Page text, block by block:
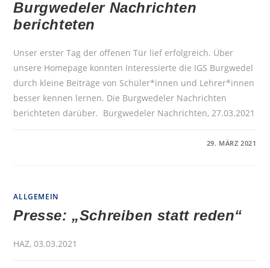
SZENARIO
A
Burgwedeler Nachrichten
berichteten
Unser erster Tag der offenen Tür lief erfolgreich. Über
unsere Homepage konnten Interessierte die IGS Burgwedel
durch kleine Beiträge von Schüler*innen und Lehrer*innen
besser kennen lernen. Die Burgwedeler Nachrichten
berichteten darüber. Burgwedeler Nachrichten, 27.03.2021
BERICHTETEN
29. MÄRZ 2021
ALLGEMEIN
Presse: „Schreiben statt reden“
HAZ, 03.03.2021